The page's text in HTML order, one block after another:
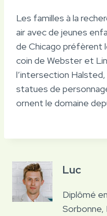
Les familles à la
air avec de jeunes
de Chicago préfèrent
coin de Webster et
l’intersection
statues de
ornent le domaine
Luc
Diplômé
Sorbonne,